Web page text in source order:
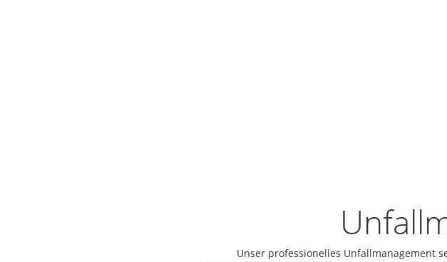
Unser professionelles Unfallmanagement